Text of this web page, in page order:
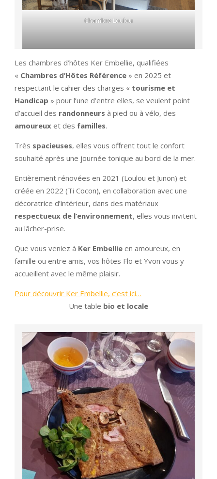
Chambre Loulou
Les chambres d’hôtes Ker Embellie, qualifiées
« Chambres d’Hôtes Référence » en 2025 et
respectant le cahier des charges « tourisme et
Handicap » pour l’une d’entre elles, se veulent point
d’accueil des randonneurs à pied ou à vélo, des
amoureux et des familles.
Très spacieuses, elles vous offrent tout le confort
souhaité après une journée tonique au bord de la mer.
Entièrement rénovées en 2021 (Loulou et Junon) et
créée en 2022 (Ti Cocon), en collaboration avec une
décoratrice d’intérieur, dans des matériaux
respectueux de l’environnement, elles vous invitent
au lâcher-prise.
Que vous veniez à Ker Embellie en amoureux, en
famille ou entre amis, vos hôtes Flo et Yvon vous y
accueillent avec le même plaisir.
Pour découvrir Ker Embellie, c’est ici…
Une table bio et locale